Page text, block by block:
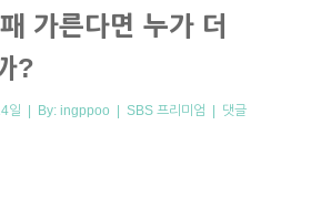
가른다면 누가 더
?
일 | By: ingppoo | SBS 프리미엄 | 댓글